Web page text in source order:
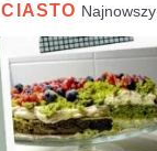
CIASTO Najnowszy